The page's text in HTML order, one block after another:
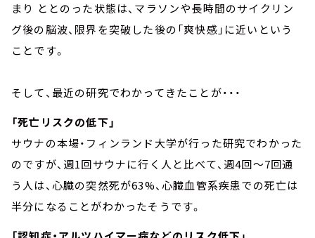
まり ととのった状態は、マラソンや長時間のサイクリン
グ後の脳波、限界を突破した後の「爽快感」に近いという
ことです。
そして、最近の研究でわかってきたことが・・・
「死亡リスクの低下」
サウナの本場・フィンランド大学が行った研究でわかった
のですが、週1回サウナに行く人と比べて、週4回～7回通
う人は、心臓の突然死が63%、心臓血管系疾患での死亡は
半分になることがわかったそうです。